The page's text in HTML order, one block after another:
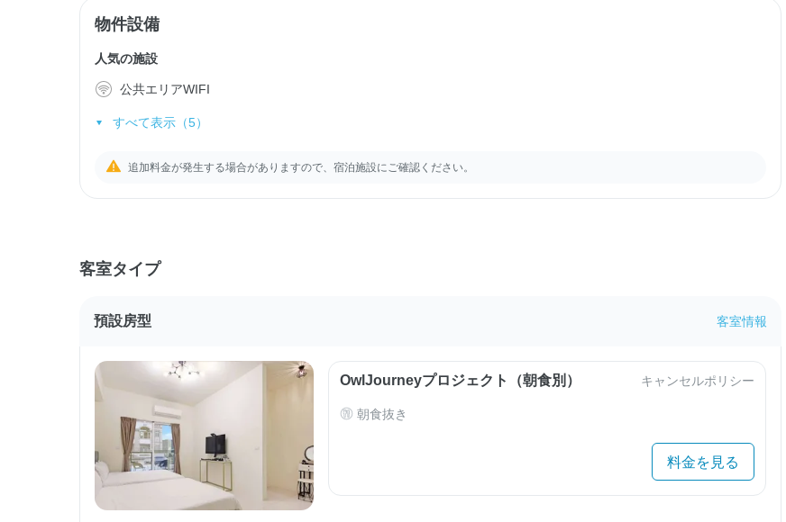
物件設備
人気の施設
公共エリアWIFI
すべて表示（5）
追加料金が発生する場合がありますので、宿泊施設にご確認ください。
客室タイプ
預設房型 客室情報
OwlJourneyプロジェクト（朝食別） キャンセルポリシー
朝食抜き
料金を見る